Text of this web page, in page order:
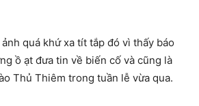
quá khứ xa tít tắp đó vì thấy báo
ồ ạt đưa tin về biến cố và cũng là
Thủ Thiêm trong tuần lễ vừa qua.